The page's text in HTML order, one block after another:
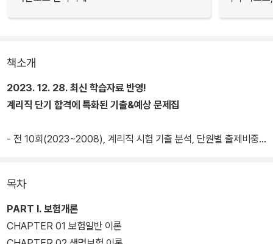
책소개
2023. 12. 28. 최신 학습자료 반영!
계리직 단기 합격에 특화된 기출&예상 문제집
- 전 10회(2023~2008), 계리직 시험 기출 분석, 단원별 출제비중/
- 최신기출 3회차 해설특강 제공(2024~2022) *2024년 특강은 2
024.7.20 시험 이후 업로드될 예정
목차
PART I. 보험개론
CHAPTER 01 보험일반 이론